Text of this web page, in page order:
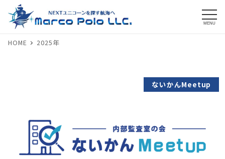
MENU
HOME 2025年
ないかんMeetup